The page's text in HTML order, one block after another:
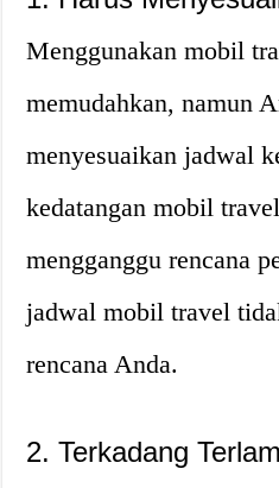
Menggunakan mobil
memudahkan, namun
menyesuaikan jadwal
kedatangan mobil
mengganggu rencana
jadwal mobil travel
rencana Anda.
2. Terkadang